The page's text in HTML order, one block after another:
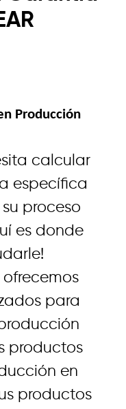
Producción
calcular
específica
proceso
es donde
ofrecemos
para
productos
en
productos